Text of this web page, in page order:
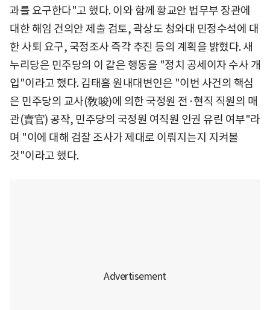
과를 요구한다"고 했다. 이와 함께 황교안 법무부 장관에
대한 해임 건의안 제출 검토, 곽상도 청와대 민정수석에 대
한 사퇴 요구, 국정조사 즉각 추진 등의 계획을 밝혔다. 새
누리당은 민주당의 이 같은 행동을 "정치 공세이자 수사 개
입"이라고 했다. 김태흠 원내대변인은 "이번 사건의 핵심
은 민주당의 교사(敎唆)에 의한 국정원 전·현직 직원의 매
관(賣官) 공작, 민주당의 국정원 여직원 인권 유린 여부"라
며 "이에 대해 검찰 조사가 제대로 이뤄지는지 지켜볼
것"이라고 했다.